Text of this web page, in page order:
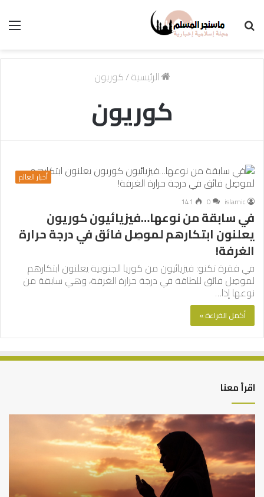
الرئيسية/كوريون
كوريون
أخبار العالم
islamic
0
141
في سابقة من نوعها…فيزيائيون كوريون
يعلنون ابتكارهم لموصِل فائق في درجة حرارة
الغرفة!
في فقرة تكنو: فيزيائيون من كوريا الجنوبية يعلنون ابتكارهم
لموصِل فائق للطاقة في درجة حرارة الغرفة، وهي سابقة من
نوعها إذا…
أكمل القراءة »
اقرأ معنا
أهم
عدم
استجابة
الدعاء